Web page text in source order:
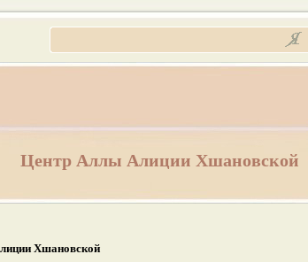
Центр Аллы Алиции Хшановской
Хшановской